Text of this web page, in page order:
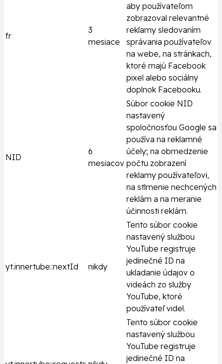
fr
3
mesiace
aby používateľom
zobrazoval relevantné
reklamy sledovaním
správania používateľov
na webe, na stránkach,
ktoré majú Facebook
pixel alebo sociálny
doplnok Facebooku.
NID
6
mesiacov
Súbor cookie NID
nastavený
spoločnosťou Google sa
používa na reklamné
účely; na obmedzenie
počtu zobrazení
reklamy používateľovi,
na stlmenie nechcených
reklám a na meranie
účinnosti reklám.
yt.innertube::nextId nikdy
Tento súbor cookie
nastavený službou
YouTube registruje
jedinečné ID na
ukladanie údajov o
videách zo služby
YouTube, ktoré
používateľ videl.
Tento súbor cookie
nastavený službou
YouTube registruje
jedinečné ID na